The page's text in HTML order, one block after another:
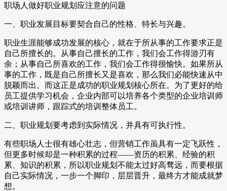
职场人做好职业规划应注意的问题
一、职业发展目标要契合自己的性格、特长与兴趣。
职业生涯能够成功发展的核心，就在于所从事的工作要求正是
自己所擅长的。从事自己擅长的工作，我们会工作得游刃有
余；从事自己所喜欢的工作，我们会工作得很愉快。如果所从
事的工作，既是自己所擅长又是喜欢，那么我们必能快速从中
脱颖而出。而这正是成功的职业规划核心所在。为了更好的给
员工提供学习机会，企业内部可以培养各个类型的企业培训师
或培训讲师，跟踪式的培训整体员工。
二、职业规划要考虑到实际情况，并具有可执行性。
有些职场人士很有雄心壮志，但营销工作虽具有一定飞跃性，
但更多时候却是一种积累的过程——资历的积累、经验的积
累、知识的积累，所以职业规划不能太过好高骛远，而要根据
自己实际情况，一步一个脚印，层层晋升，最终方才能成就梦
想。